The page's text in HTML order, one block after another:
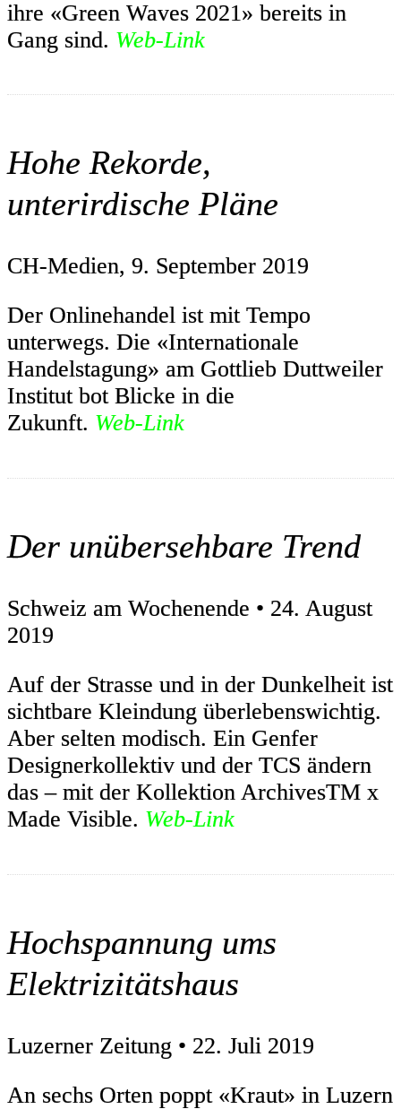
ihre «Green Waves 2021» bereits in
Gang sind. Web-Link
Hohe Rekorde,
unterirdische Pläne
CH-Medien, 9. September 2019
Der Onlinehandel ist mit Tempo
unterwegs. Die «Internationale
Handelstagung» am Gottlieb Duttweiler
Institut bot Blicke in die
Zukunft. Web-Link
Der unübersehbare Trend
Schweiz am Wochenende • 24. August
2019
Auf der Strasse und in der Dunkelheit ist
sichtbare Kleindung überlebenswichtig.
Aber selten modisch. Ein Genfer
Designerkollektiv und der TCS ändern
das – mit der Kollektion ArchivesTM x
Made Visible. Web-Link
Hochspannung ums
Elektrizitätshaus
Luzerner Zeitung • 22. Juli 2019
An sechs Orten poppt «Kraut» in Luzern